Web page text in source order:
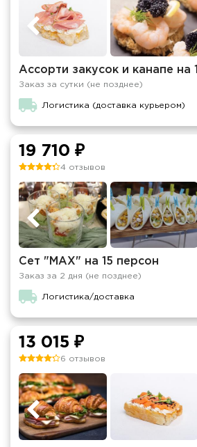
Ассорти закусок и канапе на
Заказ за сутки (не позднее)
Логистика (доставка курьером)
19 710 ₽
4 отзывов
Сет "MAX" на 15 персон
Заказ за 2 дня (не позднее)
Логистика/доставка
13 015 ₽
6 отзывов